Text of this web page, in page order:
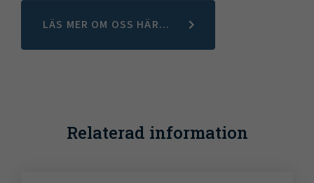
LÄS MER OM OSS HÄR...
Relaterad information